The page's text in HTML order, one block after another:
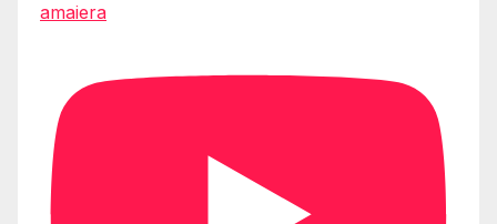
amaiera